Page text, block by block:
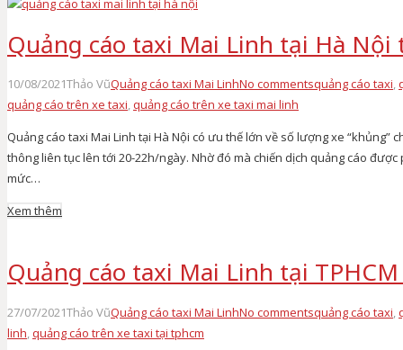
Quảng cáo taxi Mai Linh tại Hà
10/08/2021Thảo VũQuảng cáo taxi Mai LinhNo commentsquảng cáo taxi,
quảng cáo trên xe taxi,quảng cáo trên xe taxi mai linh
Quảng cáo taxi Mai Linh tại Hà Nội có ưu thế lớn về số lượng xe
thông liên tục lên tới 20-22h/ngày. Nhờ đó mà chiến dịch quảng cáo
mức…
Xem thêm
Quảng cáo taxi Mai Linh tại
27/07/2021Thảo VũQuảng cáo taxi Mai LinhNo commentsquảng cáo taxi,
linh,quảng cáo trên xe taxi tại tphcm